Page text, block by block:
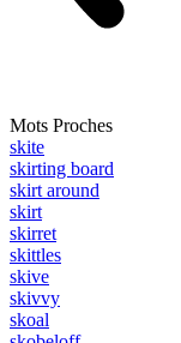
Mots Proches
skite
skirting board
skirt around
skirt
skirret
skittles
skive
skivvy
skoal